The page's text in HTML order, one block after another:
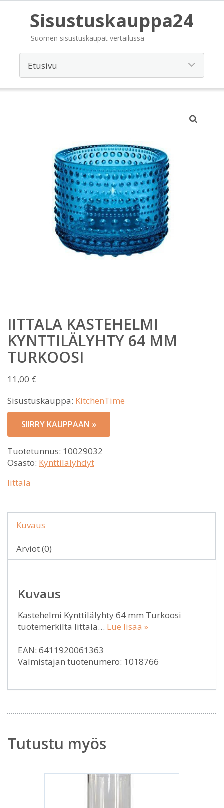
Sisustuskauppa24
Suomen sisustuskaupat vertailussa
IITTALA KASTEHELMI
KYNTTILÄLYHTY 64 MM
TURKOOSI
11,00 €
Sisustuskauppa: KitchenTime
SIIRRY KAUPPAAN »
Tuotetunnus: 10029032
Osasto: Kynttilälyhdyt
Iittala
Kuvaus
Arviot (0)
Kuvaus
Kastehelmi Kynttilälyhty 64 mm Turkoosi
tuotemerkiltä Iittala… Lue lisää »
EAN: 6411920061363
Valmistajan tuotenumero: 1018766
Tutustu myös